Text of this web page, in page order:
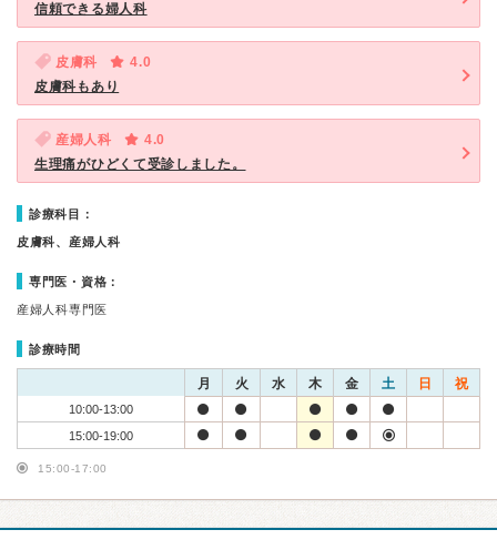
信頼できる婦人科
皮膚科
4.0
皮膚科もあり
産婦人科
4.0
生理痛がひどくて受診しました。
診療科目：
皮膚科、産婦人科
専門医・資格：
産婦人科専門医
診療時間
月 火 水 木 金 土 日 祝
10:00-13:00
15:00-19:00
15:00-17:00